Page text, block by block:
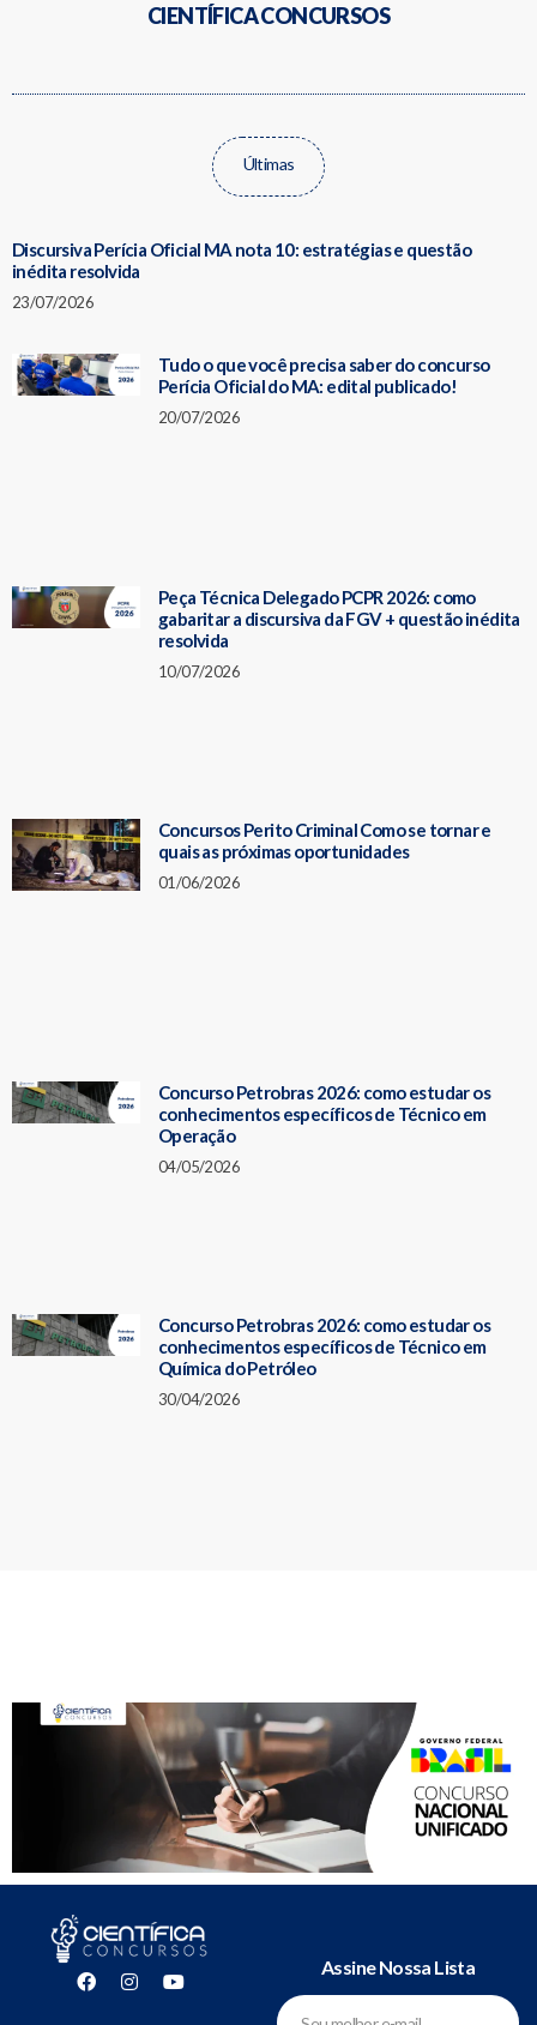
CIENTÍFICA CONCURSOS
Últimas
Discursiva Perícia Oficial MA nota 10: estratégias e questão
inédita resolvida
23/07/2026
Tudo o que você precisa saber do concurso
Perícia Oficial do MA: edital publicado!
20/07/2026
Peça Técnica Delegado PCPR 2026: como
gabaritar a discursiva da FGV + questão inédita
resolvida
10/07/2026
Concursos Perito Criminal Como se tornar e
quais as próximas oportunidades
01/06/2026
Concurso Petrobras 2026: como estudar os
conhecimentos específicos de Técnico em
Operação
04/05/2026
Concurso Petrobras 2026: como estudar os
conhecimentos específicos de Técnico em
Química do Petróleo
30/04/2026
Assine Nossa Lista